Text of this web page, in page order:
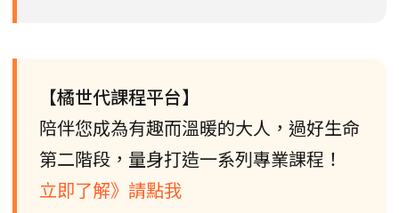
【橘世代課程平台】
陪伴您成為有趣而溫暖的大人，過好生命
第二階段，量身打造一系列專業課程！
立即了解》請點我